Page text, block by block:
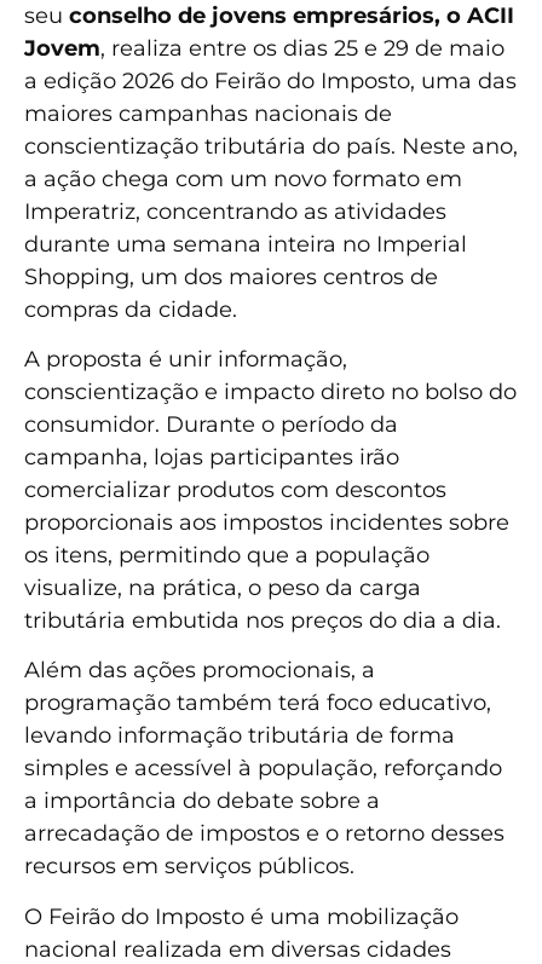
seu conselho de jovens empresários, o ACII
Jovem, realiza entre os dias 25 e 29 de maio
a edição 2026 do Feirão do Imposto, uma das
maiores campanhas nacionais de
conscientização tributária do país. Neste ano,
a ação chega com um novo formato em
Imperatriz, concentrando as atividades
durante uma semana inteira no Imperial
Shopping, um dos maiores centros de
compras da cidade.
A proposta é unir informação,
conscientização e impacto direto no bolso do
consumidor. Durante o período da
campanha, lojas participantes irão
comercializar produtos com descontos
proporcionais aos impostos incidentes sobre
os itens, permitindo que a população
visualize, na prática, o peso da carga
tributária embutida nos preços do dia a dia.
Além das ações promocionais, a
programação também terá foco educativo,
levando informação tributária de forma
simples e acessível à população, reforçando
a importância do debate sobre a
arrecadação de impostos e o retorno desses
recursos em serviços públicos.
O Feirão do Imposto é uma mobilização
nacional realizada em diversas cidades